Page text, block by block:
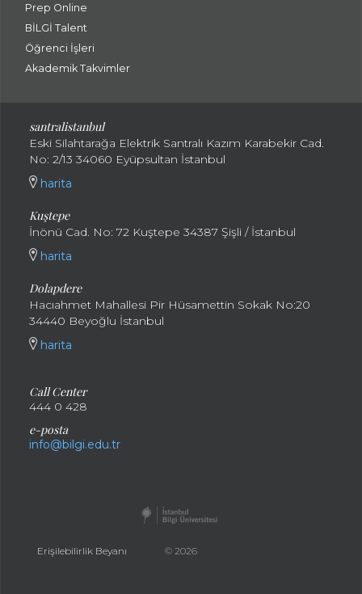
Prep Online
BİLGİ Talent
Öğrenci İşleri
Akademik Takvimler
santralistanbul
Eski Silahtarağa Elektrik Santralı Kazım Karabekir Cad.
No: 2/13 34060 Eyüpsultan İstanbul
harita
Kuştepe
İnönü Cad. No: 72 Kuştepe 34387 Şişli / İstanbul
harita
Dolapdere
Hacıahmet Mahallesi Pir Hüsamettin Sokak No:20
34440 Beyoğlu İstanbul
harita
Call Center
444 0 428
e-posta
info@bilgi.edu.tr
Erişilebilirlik Beyanı © 2026